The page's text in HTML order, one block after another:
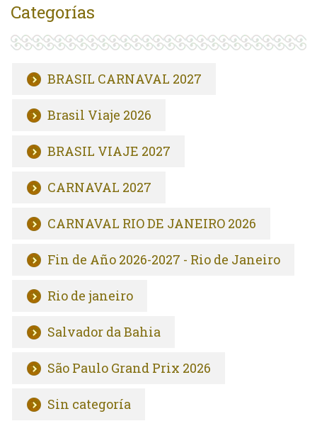
Categorías
BRASIL CARNAVAL 2027
Brasil Viaje 2026
BRASIL VIAJE 2027
CARNAVAL 2027
CARNAVAL RIO DE JANEIRO 2026
Fin de Año 2026-2027 - Rio de Janeiro
Rio de janeiro
Salvador da Bahia
São Paulo Grand Prix 2026
Sin categoría